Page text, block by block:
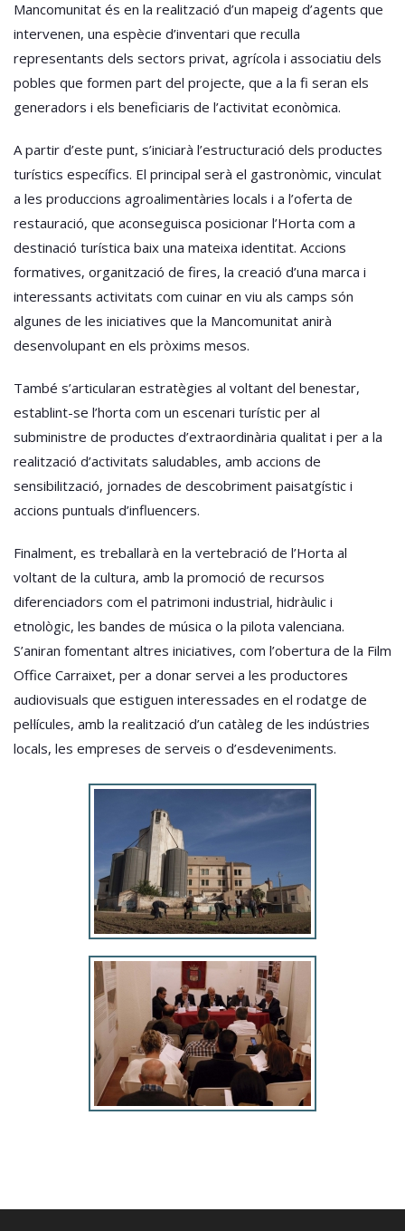
Mancomunitat és en la realització d’un mapeig d’agents que
intervenen, una espècie d’inventari que reculla
representants dels sectors privat, agrícola i associatiu dels
pobles que formen part del projecte, que a la fi seran els
generadors i els beneficiaris de l’activitat econòmica.
A partir d’este punt, s’iniciarà l’estructuració dels productes
turístics específics. El principal serà el gastronòmic, vinculat
a les produccions agroalimentàries locals i a l’oferta de
restauració, que aconseguisca posicionar l’Horta com a
destinació turística baix una mateixa identitat. Accions
formatives, organització de fires, la creació d’una marca i
interessants activitats com cuinar en viu als camps són
algunes de les iniciatives que la Mancomunitat anirà
desenvolupant en els pròxims mesos.
També s’articularan estratègies al voltant del benestar,
establint-se l’horta com un escenari turístic per al
subministre de productes d’extraordinària qualitat i per a la
realització d’activitats saludables, amb accions de
sensibilització, jornades de descobriment paisatgístic i
accions puntuals d’influencers.
Finalment, es treballarà en la vertebració de l’Horta al
voltant de la cultura, amb la promoció de recursos
diferenciadors com el patrimoni industrial, hidràulic i
etnològic, les bandes de música o la pilota valenciana.
S’aniran fomentant altres iniciatives, com l’obertura de la Film
Office Carraixet, per a donar servei a les productores
audiovisuals que estiguen interessades en el rodatge de
pel·lícules, amb la realització d’un catàleg de les indústries
locals, les empreses de serveis o d’esdeveniments.